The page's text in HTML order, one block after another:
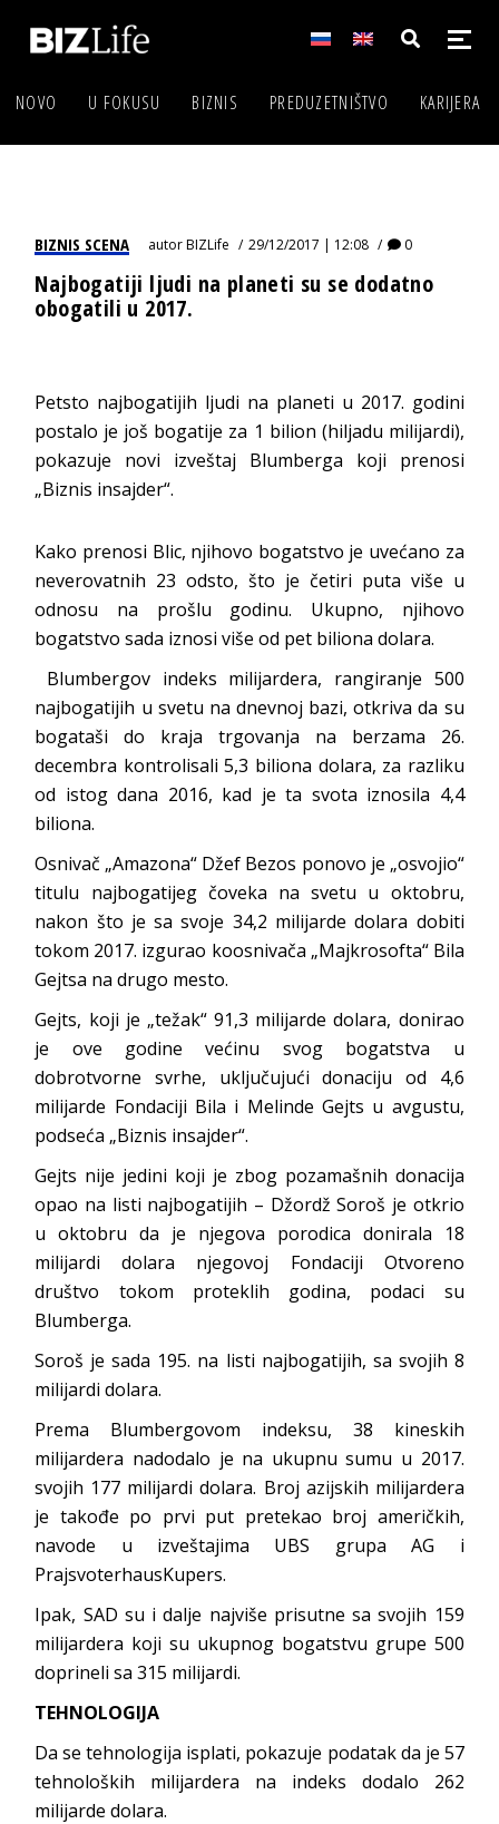
NOVO U FOKUSU BIZNIS PREDUZETNIŠTVO KARIJERA
BIZNIS SCENA autorBIZLife 29/12/2017 | 12:08 0
Najbogatiji ljudi na planeti su se dodatno
obogatili u 2017.
Petsto najbogatijih ljudi na planeti u 2017. godini
postalo je još bogatije za 1 bilion (hiljadu milijardi),
pokazuje novi izveštaj Blumberga koji prenosi
„Biznis insajder“.
Kako prenosi Blic, njihovo bogatstvo je uvećano za
neverovatnih 23 odsto, što je četiri puta više u
odnosu na prošlu godinu. Ukupno, njihovo
bogatstvo sada iznosi više od pet biliona dolara.
Blumbergov indeks milijardera, rangiranje 500
najbogatijih u svetu na dnevnoj bazi, otkriva da su
bogataši do kraja trgovanja na berzama 26.
decembra kontrolisali 5,3 biliona dolara, za razliku
od istog dana 2016, kad je ta svota iznosila 4,4
biliona.
Osnivač „Amazona“ Džef Bezos ponovo je „osvojio“
titulu najbogatijeg čoveka na svetu u oktobru,
nakon što je sa svoje 34,2 milijarde dolara dobiti
tokom 2017. izgurao koosnivača „Majkrosofta“ Bila
Gejtsa na drugo mesto.
Gejts, koji je „težak“ 91,3 milijarde dolara, donirao
je ove godine većinu svog bogatstva u
dobrotvorne svrhe, uključujući donaciju od 4,6
milijarde Fondaciji Bila i Melinde Gejts u avgustu,
podseća „Biznis insajder“.
Gejts nije jedini koji je zbog pozamašnih donacija
opao na listi najbogatijih – Džordž Soroš je otkrio
u oktobru da je njegova porodica donirala 18
milijardi dolara njegovoj Fondaciji Otvoreno
društvo tokom proteklih godina, podaci su
Blumberga.
Soroš je sada 195. na listi najbogatijih, sa svojih 8
milijardi dolara.
Prema Blumbergovom indeksu, 38 kineskih
milijardera nadodalo je na ukupnu sumu u 2017.
svojih 177 milijardi dolara. Broj azijskih milijardera
je takođe po prvi put pretekao broj američkih,
navode u izveštajima UBS grupa AG i
PrajsvoterhausKupers.
Ipak, SAD su i dalje najviše prisutne sa svojih 159
milijardera koji su ukupnog bogatstvu grupe 500
doprineli sa 315 milijardi.
TEHNOLOGIJA
Da se tehnologija isplati, pokazuje podatak da je 57
tehnoloških milijardera na indeks dodalo 262
milijarde dolara.